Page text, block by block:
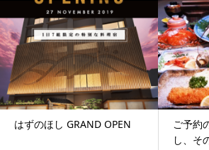
はずのほし GRAND OPEN
ご予約
し、そ